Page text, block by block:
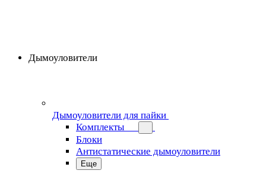
Дымоуловители
Дымоуловители для пайки
Комплекты
Блоки
Антистатические дымоуловители
Еще